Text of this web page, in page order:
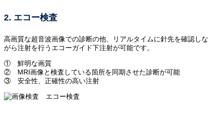
2. エコー検査
高画質な超音波画像での診断の他、リアルタイムに針先を確認しな
がら注射を行うエコーガイド下注射が可能です。
① 鮮明な画質
② MRI画像と検査している箇所を同期させた診断が可能
③ 安全性、正確性の高い注射